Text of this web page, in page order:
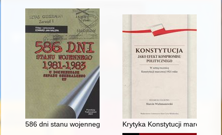
586 dni stanu wojennego 1981-1983 w dokumentach Sztabu
Krytyka Konstytucji marcowej